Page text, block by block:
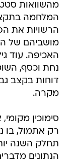
מהשוואות
המלחמה
הרשויות את
מושביהם של
האכיפה. עוד
נחת וכסף,
דוחות בקצב
מקרה.
סימוכין
רק אתמול, בו
תחלק השנה